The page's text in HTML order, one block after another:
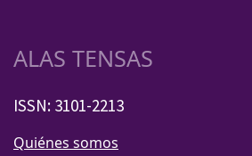
ALAS TENSAS
ISSN: 3101-2213
Quiénes somos